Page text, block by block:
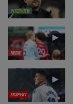
INTERVIEW
MEDIE
►
EKSPERT
►